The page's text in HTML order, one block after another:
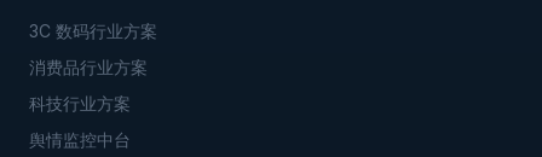
3C 数码行业方案
消费品行业方案
科技行业方案
舆情监控中台